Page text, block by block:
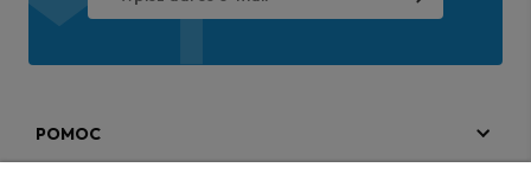
POMOC